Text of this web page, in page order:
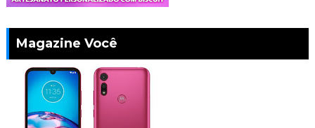
Magazine Você